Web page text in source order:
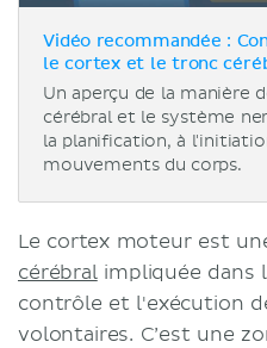
Vidéo recommandée :
le cortex et le tronc
Un aperçu de la manière
cérébral et le système
la planification, à
mouvements du corps.
Le cortex moteur est
cérébralimpliquée dans
contrôle et l'exécution
volontaires. C’est une